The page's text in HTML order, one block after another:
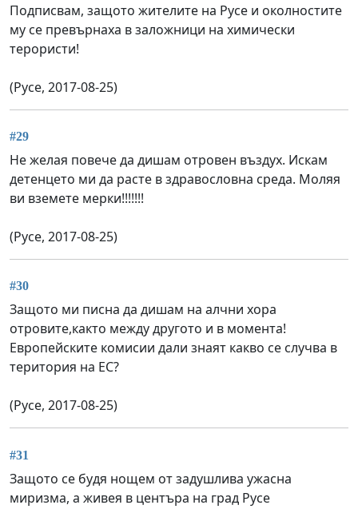
Подписвам, защото жителите на Русе и околностите
му се превърнаха в заложници на химически
терористи!
(Русе, 2017-08-25)
#29
Не желая повече да дишам отровен въздух. Искам
детенцето ми да расте в здравословна среда. Моляя
ви вземете мерки!!!!!!!
(Русе, 2017-08-25)
#30
Защото ми писна да дишам на алчни хора
отровите,както между другото и в момента!
Европейските комисии дали знаят какво се случва в
територия на ЕС?
(Русе, 2017-08-25)
#31
Защото се будя нощем от задушлива ужасна
миризма, а живея в центъра на град Русе